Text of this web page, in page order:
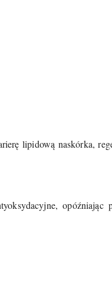
lipidową naskórka,
opóźniając